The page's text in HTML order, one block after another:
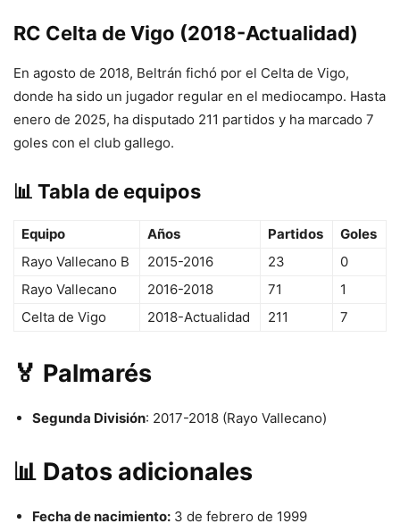
RC Celta de Vigo (2018-Actualidad)
En agosto de 2018, Beltrán fichó por el Celta de Vigo,
donde ha sido un jugador regular en el mediocampo. Hasta
enero de 2025, ha disputado 211 partidos y ha marcado 7
goles con el club gallego.
📊 Tabla de equipos
Equipo Años Partidos
Goles
Rayo Vallecano B
2015-2016 23
0
Rayo Vallecano
2016-2018 71
1
Celta de Vigo
2018-Actualidad 211 7
🏅 Palmarés
Segunda División: 2017-2018 (Rayo Vallecano)
📊 Datos adicionales
Fecha de nacimiento: 3 de febrero de 1999